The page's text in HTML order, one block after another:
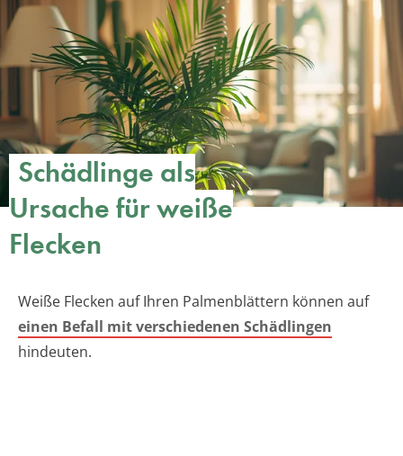
Schädlinge als
Ursache für weiße
Flecken
Weiße Flecken auf Ihren Palmenblättern können auf
einen Befall mit verschiedenen Schädlingen
hindeuten.